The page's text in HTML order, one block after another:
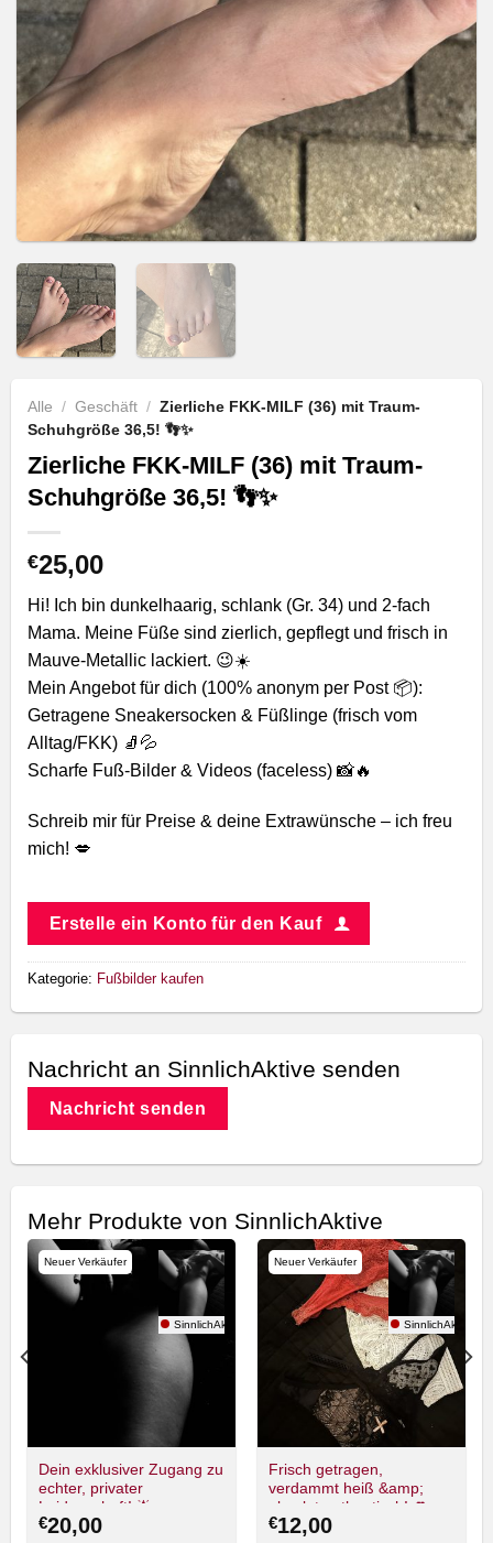
Alle / Geschäft / Zierliche FKK-MILF (36) mit Traum-
Schuhgröße 36,5! 👣✨
Zierliche FKK-MILF (36) mit Traum-
Schuhgröße 36,5! 👣✨
€25,00
Hi! Ich bin dunkelhaarig, schlank (Gr. 34) und 2-fach
Mama. Meine Füße sind zierlich, gepflegt und frisch in
Mauve-Metallic lackiert. 😉☀️
Mein Angebot für dich (100% anonym per Post 📦):
Getragene Sneakersocken & Füßlinge (frisch vom
Alltag/FKK) 🧦💦
Scharfe Fuß-Bilder & Videos (faceless) 📸🔥
Schreib mir für Preise & deine Extrawünsche – ich freu
mich! 💋
Erstelle ein Konto für den Kauf
Kategorie: Fußbilder kaufen
Nachricht an SinnlichAktive senden
Nachricht senden
Mehr Produkte von SinnlichAktive
Neuer Verkäufer
SinnlichAktive
Dein exklusiver Zugang zu
echter, privater
Leidenschaft! 🌟
€20,00
Neuer Verkäufer
SinnlichAktive
Frisch getragen,
verdammt heiß &amp;
absolut authentisch! 👅
€12,00